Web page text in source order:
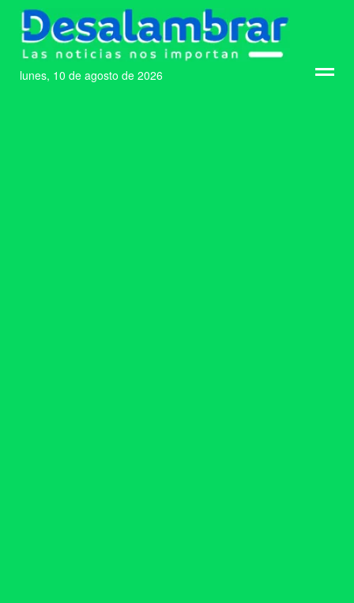
lunes, 10 de agosto de 2026